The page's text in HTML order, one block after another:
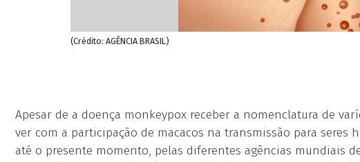
(Crédito: AGÊNCIA BRASIL)
Apesar de a doença monkeypox receber a nomenclatura de
ver com a participação de macacos na transmissão para seres
até o presente momento, pelas diferentes agências mundiais